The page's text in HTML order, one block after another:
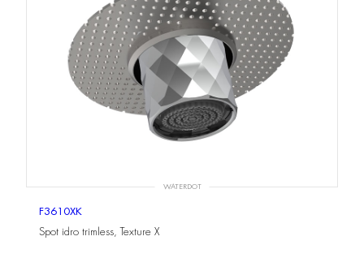
WATERDOT
F3610XK
Spot idro trimless, Texture X